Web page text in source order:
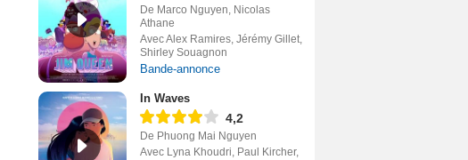
De Marco Nguyen, Nicolas
Athane
Avec Alex Ramires, Jérémy Gillet,
Shirley Souagnon
Bande-annonce
In Waves
4,2
De Phuong Mai Nguyen
Avec Lyna Khoudri, Paul Kircher,